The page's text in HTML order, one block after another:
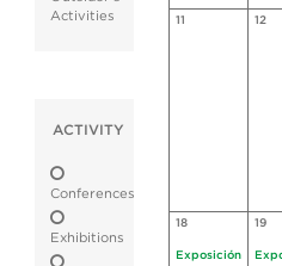
Activities
ACTIVITY
Conferences
Exhibitions
11 12
18
Exposición
19